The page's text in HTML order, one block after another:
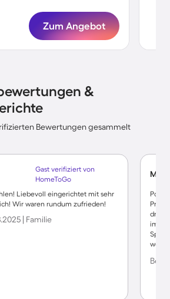
Zum Angebot
&
Bewertungen gesammelt
Gast verifiziert von
HomeToGo
Liebevoll eingerichtet mit sehr
Wir waren rundum zufrieden!
| Familie
drei